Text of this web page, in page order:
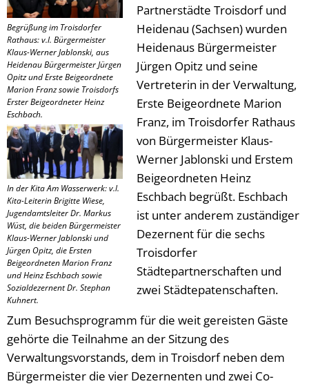
Begrüßung im Troisdorfer
Rathaus: v.l. Bürgermeister
Klaus-Werner Jablonski, aus
Heidenau Bürgermeister Jürgen
Opitz und Erste Beigeordnete
Marion Franz sowie Troisdorfs
Erster Beigeordneter Heinz
Eschbach.
In der Kita Am Wasserwerk: v.l.
Kita-Leiterin Brigitte Wiese,
Jugendamtsleiter Dr. Markus
Wüst, die beiden Bürgermeister
Klaus-Werner Jablonski und
Jürgen Opitz, die Ersten
Beigeordneten Marion Franz
und Heinz Eschbach sowie
Sozialdezernent Dr. Stephan
Kuhnert.
Partnerstädte Troisdorf und
Heidenau (Sachsen) wurden
Heidenaus Bürgermeister
Jürgen Opitz und seine
Vertreterin in der Verwaltung,
Erste Beigeordnete Marion
Franz, im Troisdorfer Rathaus
von Bürgermeister Klaus-
Werner Jablonski und Erstem
Beigeordneten Heinz
Eschbach begrüßt. Eschbach
ist unter anderem zuständiger
Dezernent für die sechs
Troisdorfer
Städtepartnerschaften und
zwei Städtepatenschaften.
Zum Besuchsprogramm für die weit gereisten Gäste
gehörte die Teilnahme an der Sitzung des
Verwaltungsvorstands, dem in Troisdorf neben dem
Bürgermeister die vier Dezernenten und zwei Co-